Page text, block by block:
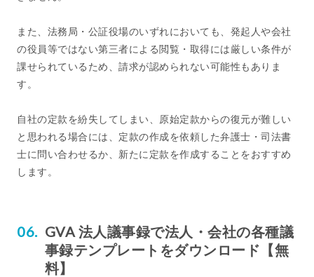
また、法務局・公証役場のいずれにおいても、発起人や会社
の役員等ではない第三者による閲覧・取得には厳しい条件が
課せられているため、請求が認められない可能性もありま
す。
自社の定款を紛失してしまい、原始定款からの復元が難しい
と思われる場合には、定款の作成を依頼した弁護士・司法書
士に問い合わせるか、新たに定款を作成することをおすすめ
します。
GVA 法人議事録で法人・会社の各種議
事録テンプレートをダウンロード【無
料】